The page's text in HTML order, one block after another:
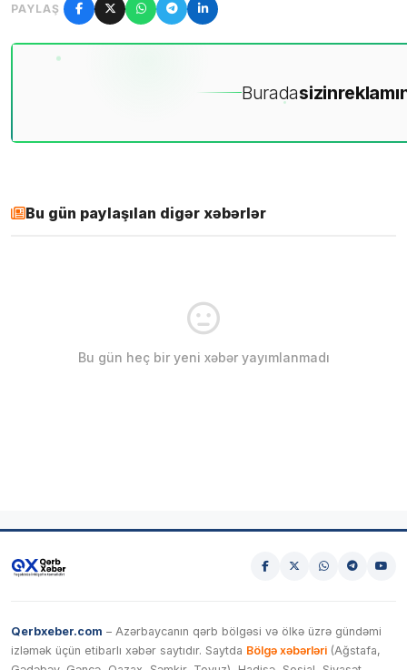
PAYLAŞ
Buradasizin
Bu gün paylaşılan digər xəbərlər
Bu gün heç bir yeni xəbər yayımlanmadı
Qerbxeber.com – Azərbaycanın qərb bölgəsi və ölkə üzrə gündəmi
izləmək üçün etibarlı xəbər saytıdır. Saytda Bölgə xəbərləri (Ağstafa,